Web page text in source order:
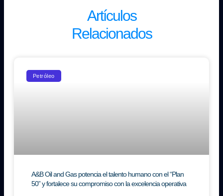
Artículos
Relacionados
Petróleo
A&B Oil and Gas potencia el talento humano con el “Plan
50” y fortalece su compromiso con la excelencia operativa